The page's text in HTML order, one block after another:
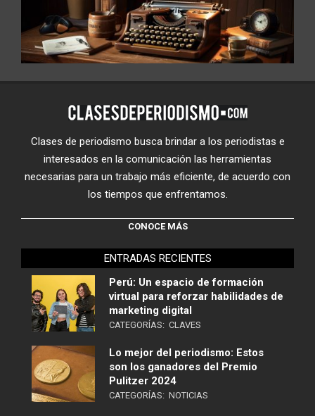
Clases de periodismo busca brindar a los periodistas e
interesados en la comunicación las herramientas
necesarias para un trabajo más eficiente, de acuerdo con
los tiempos que enfrentamos.
CONOCE MÁS
ENTRADAS RECIENTES
Perú: Un espacio de formación
virtual para reforzar habilidades de
marketing digital
CATEGORÍAS: CLAVES
Lo mejor del periodismo: Estos
son los ganadores del Premio
Pulitzer 2024
CATEGORÍAS: NOTICIAS